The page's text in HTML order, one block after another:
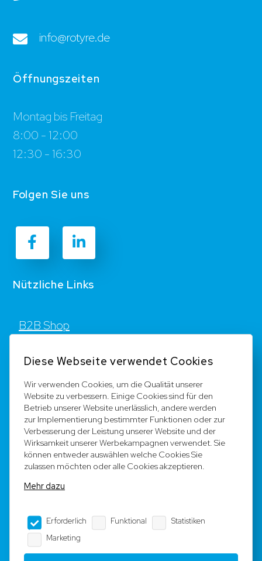
info@rotyre.de
Öffnungszeiten
Montag bis Freitag
8:00 - 12:00
12:30 - 16:30
Folgen Sie uns
Nützliche Links
B2B Shop
Registrieren
Team
Rechtliche Hinweise
Impressum
Datenschutz
Diese Webseite verwendet Cookies
Wir verwenden Cookies, um die Qualität unserer
Website zu verbessern. Einige Cookies sind für den
Betrieb unserer Website unerlässlich, andere werden
zur Implementierung bestimmter Funktionen oder zur
Verbesserung der Leistung unserer Website und der
Wirksamkeit unserer Werbekampagnen verwendet. Sie
können entweder auswählen welche Cookies Sie
zulassen möchten oder alle Cookies akzeptieren.
Mehr dazu
Erforderlich Funktional
Statistiken
Marketing